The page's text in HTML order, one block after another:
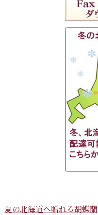
夏の北海道へ贈れる胡蝶蘭